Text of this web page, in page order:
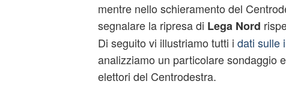
mentre nello schieramento del
segnalare la ripresa di Lega Nord
Di seguito vi illustriamo tutti i dati sulle
analizziamo un particolare sondaggio
elettori del Centrodestra.